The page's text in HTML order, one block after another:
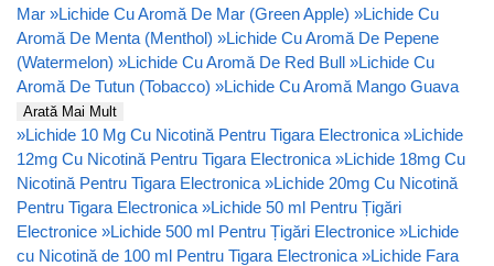
Mar »Lichide Cu Aromă De Mar (Green Apple) »Lichide Cu
Aromă De Menta (Menthol) »Lichide Cu Aromă De Pepene
(Watermelon) »Lichide Cu Aromă De Red Bull »Lichide Cu
Aromă De Tutun (Tobacco) »Lichide Cu Aromă Mango Guava
Arată Mai Mult
»Lichide 10 Mg Cu Nicotină Pentru Tigara Electronica »Lichide
12mg Cu Nicotină Pentru Tigara Electronica »Lichide 18mg Cu
Nicotină Pentru Tigara Electronica »Lichide 20mg Cu Nicotină
Pentru Tigara Electronica »Lichide 50 ml Pentru Țigări
Electronice »Lichide 500 ml Pentru Țigări Electronice »Lichide
cu Nicotină de 100 ml Pentru Tigara Electronica »Lichide Fara